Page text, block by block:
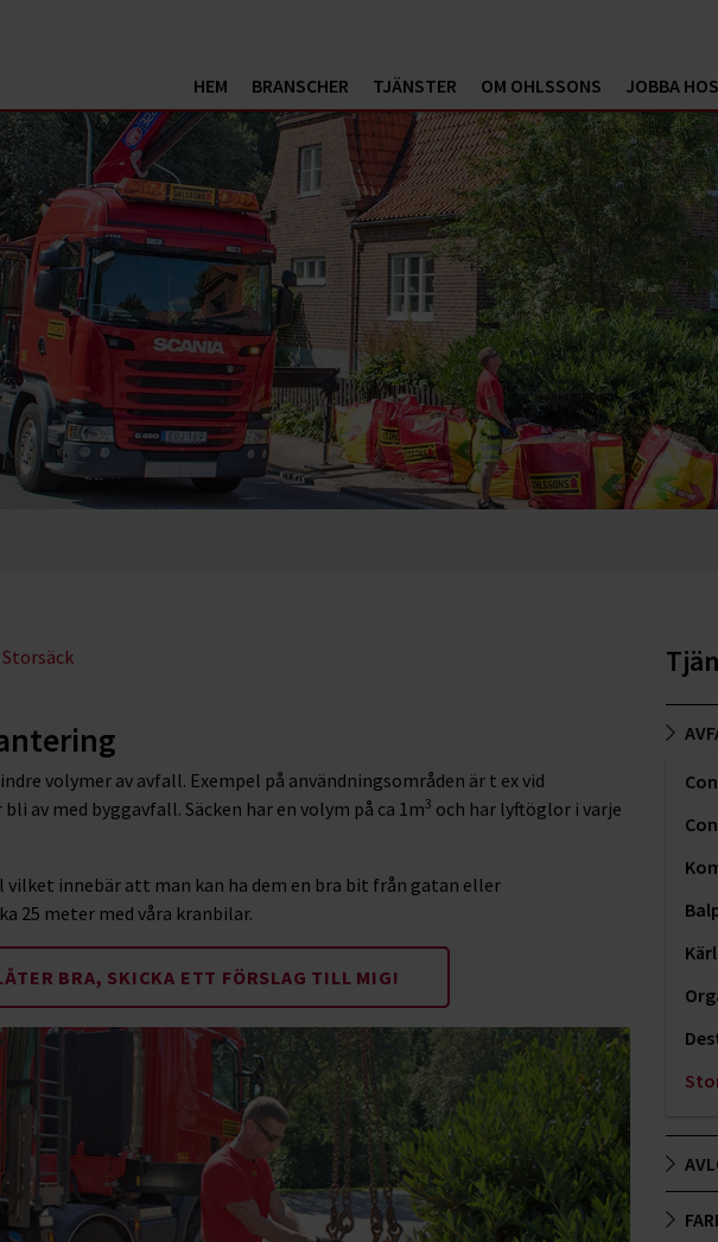
HEM BRANSCHER TJÄNSTER OM OHLSSONS JOBBA
Storsäck
volymer av avfall. Exempel på användningsområden är t ex vid
av med byggavfall. Säcken har en volym på ca 1m3 och har lyftöglor i varje
vilket innebär att man kan ha dem en bra bit från gatan eller
25 meter med våra kranbilar.
BRA, SKICKA ETT FÖRSLAG TILL MIG!
Kärl